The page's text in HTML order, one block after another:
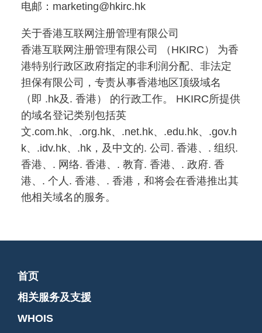
电邮：marketing@hkirc.hk
关于香港互联网注册管理有限公司
香港互联网注册管理有限公司 （HKIRC） 为香
港特别行政区政府指定的非利润分配、非法定
担保有限公司，专责从事香港地区顶级域名
（即 .hk及. 香港） 的行政工作。 HKIRC所提供
的域名登记类别包括英
文.com.hk、.org.hk、.net.hk、.edu.hk、.gov.h
k、.idv.hk、.hk，及中文的. 公司. 香港、. 组织.
香港、. 网络. 香港、. 教育. 香港、. 政府. 香
港、. 个人. 香港、. 香港，和将会在香港推出其
他相关域名的服务。
首页
相关服务及支援
WHOIS